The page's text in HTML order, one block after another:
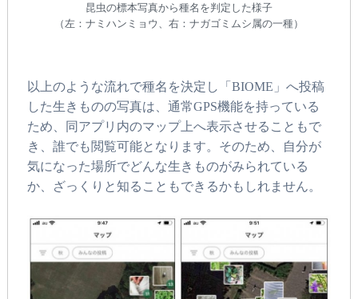
昆虫の標本写真から種名を判定した様子
（左：ナミハンミョウ、右：ナガゴミムシ属の一種）
以上のような流れで種名を決定し「BIOME」へ投稿
した生きものの写真は、通常GPS機能を持っている
ため、同アプリ内のマップ上へ表示させることもで
き、誰でも閲覧可能となります。そのため、自分が
気になった場所でどんな生きものがみられている
か、ざっくりと知ることもできるかもしれません。